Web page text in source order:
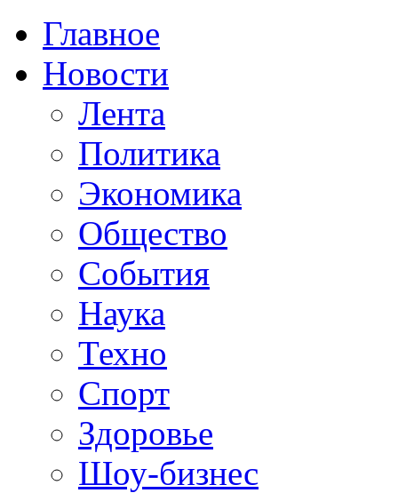
Главное
Новости
Лента
Политика
Экономика
Общество
События
Наука
Техно
Спорт
Здоровье
Шоу-бизнес